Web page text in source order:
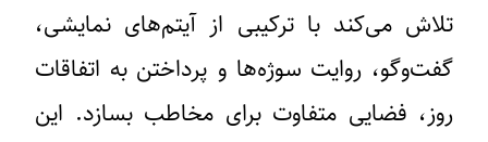
تلاش می‌کند با ترکیبی از آیتم‌های نمایشی،
گفت‌وگو، روایت سوژه‌ها و پرداختن به اتفاقات
روز، فضایی متفاوت برای مخاطب بسازد. این